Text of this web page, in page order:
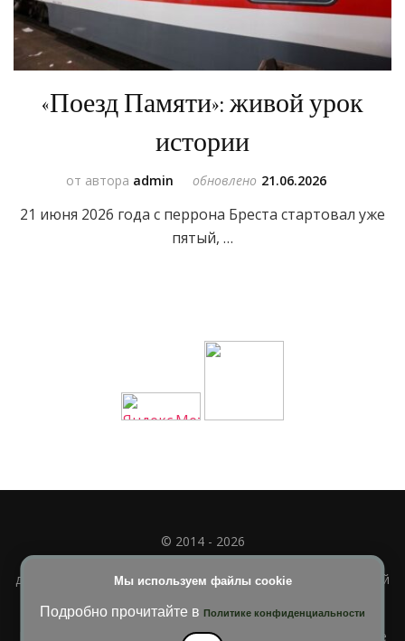
«Поезд Памяти»: живой урок
истории
от автора admin обновлено 21.06.2026
21 июня 2026 года с перрона Бреста стартовал уже
пятый, …
Мы используем файлы cookie
Подробно прочитайте в Политике конфиденциальности
© 2014 - 2026
Полное или частичное использование материала
допускается только при наличии активной и индексируемой
Blossom Diva | РазработанаТемы Blossom . На платформе